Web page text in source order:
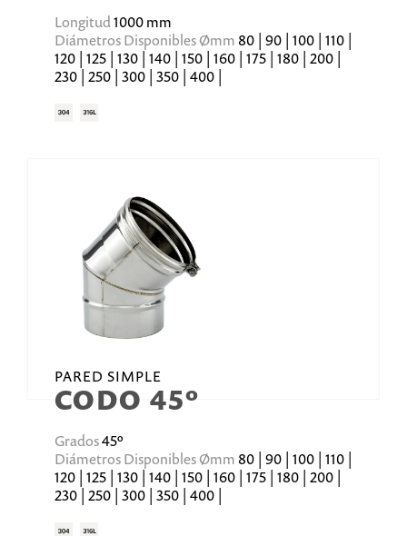
Longitud1000 mm
Diámetros Disponibles Ømm 80 | 90 | 100 | 110 |
120 | 125 | 130 | 140 | 150 | 160 | 175 | 180 | 200 |
230 | 250 | 300 | 350 | 400 |
PARED SIMPLE
CODO 45º
Grados45º
Diámetros Disponibles Ømm 80 | 90 | 100 | 110 |
120 | 125 | 130 | 140 | 150 | 160 | 175 | 180 | 200 |
230 | 250 | 300 | 350 | 400 |